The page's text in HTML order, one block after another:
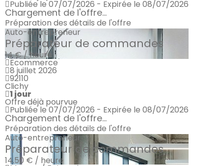
Publiée le 07/07/2026 - Expirée le 08/07/2026
Chargement de l'offre...
Préparation des détails de l'offre
Auto-entrepreneur
Préparateur de commandes
14 € / heure
Ecommerce
8 juillet 2026
92110
Clichy
1 jour
Offre déjà pourvue
Publiée le 07/07/2026 - Expirée le 08/07/2026
Chargement de l'offre...
Préparation des détails de l'offre
Auto-entrepreneur
Préparateur de commandes
14.50 € / heure